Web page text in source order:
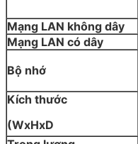
Mạng LAN không dây
Mạng LAN có dây
Bộ nhớ
Kích thước
(WxHxD